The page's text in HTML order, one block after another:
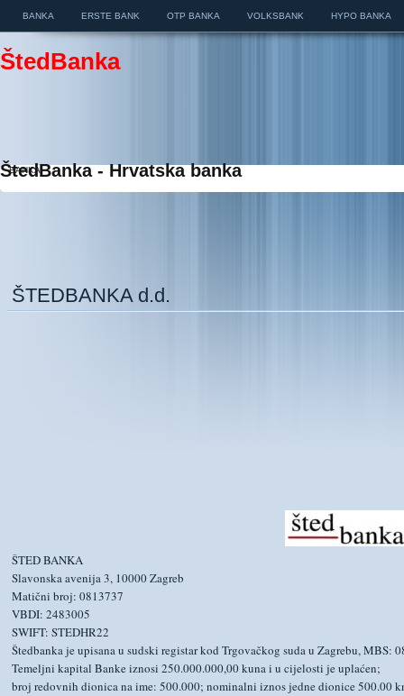
BANKA ERSTE BANK OTP BANKA VOLKSBANK HYPO BANKA
ŠtedBanka
ŠtedBanka - Hrvatska banka
BANKA
ŠTEDBANKA d.d.
ŠTED BANKA
Slavonska avenija 3, 10000 Zagreb
Matični broj: 0813737
VBDI: 2483005
SWIFT: STEDHR22
Štedbanka je upisana u sudski registar kod Trgovačkog suda u Zagrebu, MBS:
Temeljni kapital Banke iznosi 250.000.000,00 kuna i u cijelosti je uplaćen;
broj redovnih dionica na ime: 500.000; nominalni iznos jedne dionice 500.00